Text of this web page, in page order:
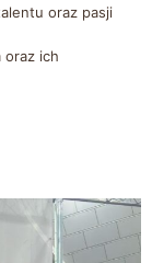
oraz pasji
oraz ich